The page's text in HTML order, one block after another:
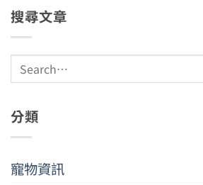
搜尋文章
分類
寵物資訊